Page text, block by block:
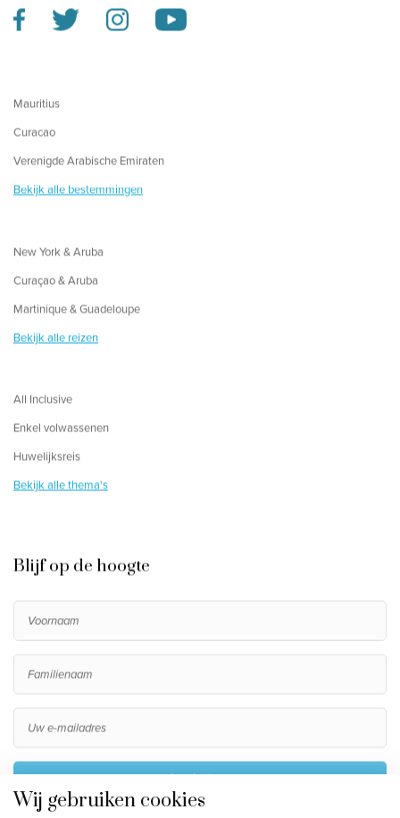
Wij gebruiken cookies
Mauritius
Curacao
Verenigde Arabische Emiraten
Bekijk alle bestemmingen
New York & Aruba
Curaçao & Aruba
Martinique & Guadeloupe
Bekijk alle reizen
All Inclusive
Enkel volwassenen
Huwelijksreis
Bekijk alle thema's
Blijf op de hoogte
Inschrijven